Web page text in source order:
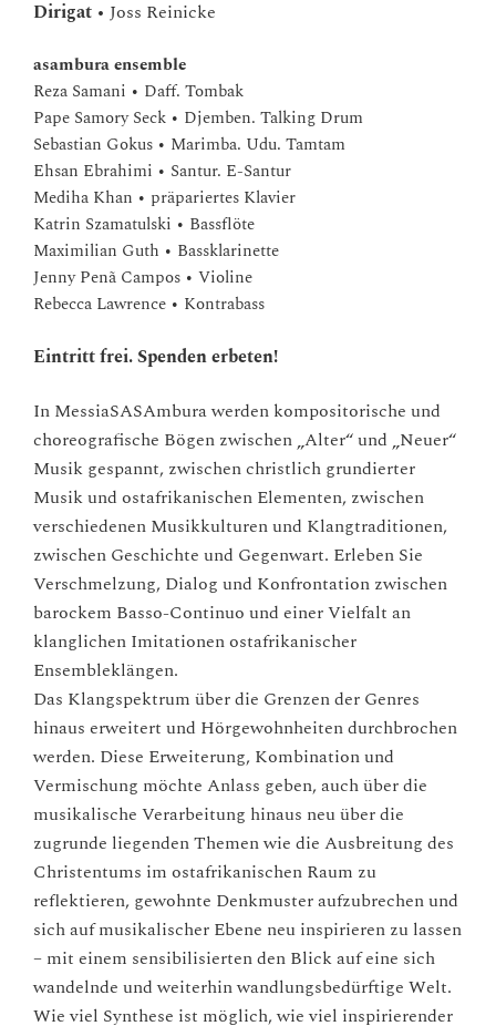
Dirigat • Joss Reinicke
asambura ensemble
Reza Samani • Daff. Tombak
Pape Samory Seck • Djemben. Talking Drum
Sebastian Gokus • Marimba. Udu. Tamtam
Ehsan Ebrahimi • Santur. E-Santur
Mediha Khan • präpariertes Klavier
Katrin Szamatulski • Bassflöte
Maximilian Guth • Bassklarinette
Jenny Penã Campos • Violine
Rebecca Lawrence • Kontrabass
Eintritt frei. Spenden erbeten!
In MessiaSASAmbura werden kompositorische und
choreografische Bögen zwischen „Alter“ und „Neuer“
Musik gespannt, zwischen christlich grundierter
Musik und ostafrikanischen Elementen, zwischen
verschiedenen Musikkulturen und Klangtraditionen,
zwischen Geschichte und Gegenwart. Erleben Sie
Verschmelzung, Dialog und Konfrontation zwischen
barockem Basso-Continuo und einer Vielfalt an
klanglichen Imitationen ostafrikanischer
Ensembleklängen.
Das Klangspektrum über die Grenzen der Genres
hinaus erweitert und Hörgewohnheiten durchbrochen
werden. Diese Erweiterung, Kombination und
Vermischung möchte Anlass geben, auch über die
musikalische Verarbeitung hinaus neu über die
zugrunde liegenden Themen wie die Ausbreitung des
Christentums im ostafrikanischen Raum zu
reflektieren, gewohnte Denkmuster aufzubrechen und
sich auf musikalischer Ebene neu inspirieren zu lassen
– mit einem sensibilisierten den Blick auf eine sich
wandelnde und weiterhin wandlungsbedürftige Welt.
Wie viel Synthese ist möglich, wie viel inspirierender